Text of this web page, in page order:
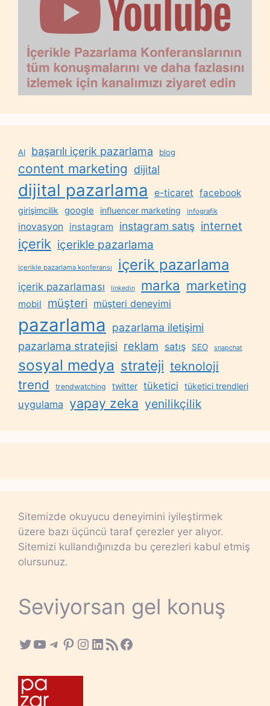
AI başarılı içerik pazarlama blog
content marketing dijital
dijital pazarlama e-ticaret facebook
girişimcilik google influencer marketing infografik
inovasyon instagram instagram satış internet
içerik içerikle pazarlama
içerikle pazarlama konferansı içerik pazarlama
içerik pazarlaması linkedin marka marketing
mobil müşteri müşteri deneyimi
pazarlama
pazarlama iletişimi
pazarlama stratejisi reklam satış SEO snapchat
sosyal medya strateji teknoloji
trend trendwatching twitter tüketici tüketici trendleri
uygulama yapay zeka yenilikçilik
Sitemizde okuyucu deneyimini iyileştirmek
üzere bazı üçüncü taraf çerezler yer alıyor.
Sitemizi kullandığınızda bu çerezleri kabul etmiş
olursunuz.
Seviyorsan gel konuş
Twitter
YouTube
Telegram
Pinterest
Instagram
LinkedIn
RSS FeedFacebook